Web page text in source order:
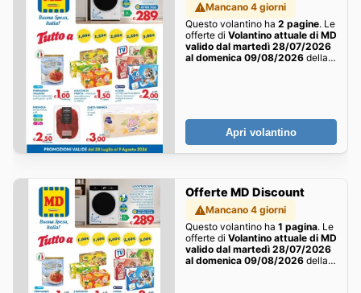
Mancano 4 giorni
Questo volantino ha 2 pagine. Le
offerte di Volantino attuale di MD
valido dal martedì 28/07/2026
al domenica 09/08/2026della
Apri volantino
Offerte MD Discount
Mancano 4 giorni
Questo volantino ha 1 pagina. Le
offerte di Volantino attuale di MD
valido dal martedì 28/07/2026
al domenica 09/08/2026della